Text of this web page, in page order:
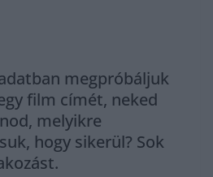
megpróbáljuk
film címét, neked
melyikre
hogy sikerül? Sok